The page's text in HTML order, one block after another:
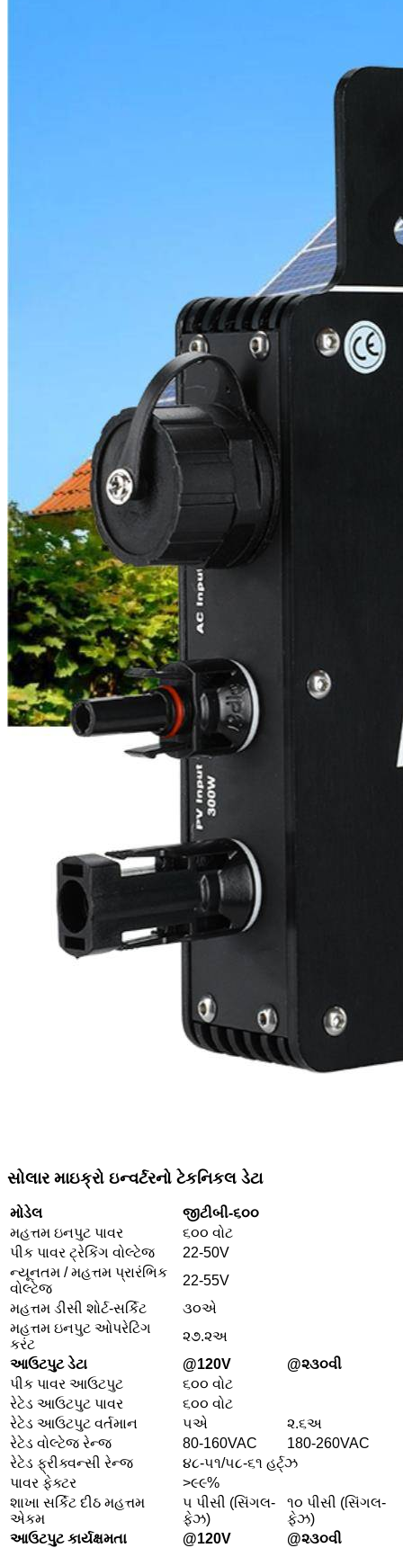
સોલાર માઇક્રો ઇન્વર્ટરનો ટેકનિકલ ડેટા
મોડેલ
જીટીબી-૬૦૦
મહત્તમ ઇનપુટ પાવર
૬૦૦ વોટ
પીક પાવર ટ્રેકિંગ વોલ્ટેજ
22-50V
ન્યૂનતમ / મહત્તમ પ્રારંભિક
વોલ્ટેજ
22-55V
મહત્તમ ડીસી શોર્ટ-સર્કિટ
૩૦એ
મહત્તમ ઇનપુટ ઓપરેટિંગ
કરંટ
૨૭.૨અ
આઉટપુટ ડેટા
@120V
@૨૩૦વી
પીક પાવર આઉટપુટ
૬૦૦ વોટ
રેટેડ આઉટપુટ પાવર
૬૦૦ વોટ
રેટેડ આઉટપુટ વર્તમાન
૫એ
૨.૬અ
રેટેડ વોલ્ટેજ રેન્જ
80-160VAC
180-260VAC
રેટેડ ફ્રીક્વન્સી રેન્જ
૪૮-૫૧/૫૮-૬૧ હર્ટ્ઝ
પાવર ફેક્ટર
>૯૯%
શાખા સર્કિટ દીઠ મહત્તમ
એકમ
૫ પીસી (સિંગલ-
ફેઝ)
૧૦ પીસી (સિંગલ-
ફેઝ)
આઉટપુટ કાર્યક્ષમતા
@120V
@૨૩૦વી